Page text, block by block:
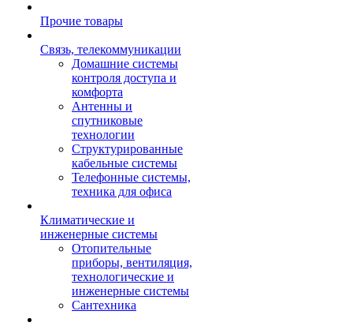
Прочие товары
Связь, телекоммуникации
Домашние системы
контроля доступа и
комфорта
Антенны и
спутниковые
технологии
Структурированные
кабельные системы
Телефонные системы,
техника для офиса
Климатические и
инженерные системы
Отопительные
приборы, вентиляция,
технологические и
инженерные системы
Сантехника